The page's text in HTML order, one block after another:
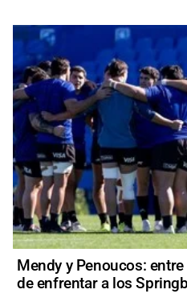
Mendy y Penoucos:
de enfrentar a los